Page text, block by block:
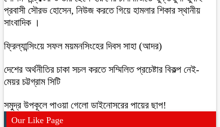
প্রবাসী সৌরভ হোসেন, নিউজ করতে গিয়ে হামলার শিকার স্থানীয়
সাংবাদিক ।
ফ্রিল্যান্সিংয়ে সফল ময়মনসিংহের দিবস সাহা (আদর)
দেশের অর্থনীতির চাকা সচল করতে সম্মিলিত প্রচেষ্টার বিকল্প নেই-
মেয়র চট্টগ্রাম সিটি
সমুদ্র উপকূলে পাওয়া গেলো ডাইনোসরের পায়ের ছাপ!
Our Like Page